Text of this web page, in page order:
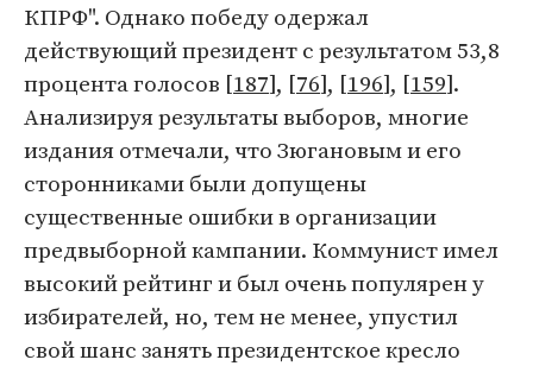
КПРФ". Однако победу одержал
действующий президент с результатом 53,8
процента голосов [187], [76], [196], [159].
Анализируя результаты выборов, многие
издания отмечали, что Зюгановым и его
сторонниками были допущены
существенные ошибки в организации
предвыборной кампании. Коммунист имел
высокий рейтинг и был очень популярен у
избирателей, но, тем не менее, упустил
свой шанс занять президентское кресло